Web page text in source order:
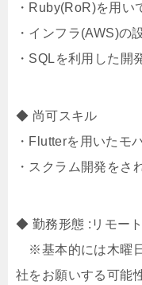
・Ruby(RoR)を用い
・インフラ(AWS)の
・SQLを利用した開
◆ 尚可スキル
・Flutterを用いたモ
・スクラム開発をさ
◆ 勤務形態 :リモー
※基本的には木曜
社をお願いする可能